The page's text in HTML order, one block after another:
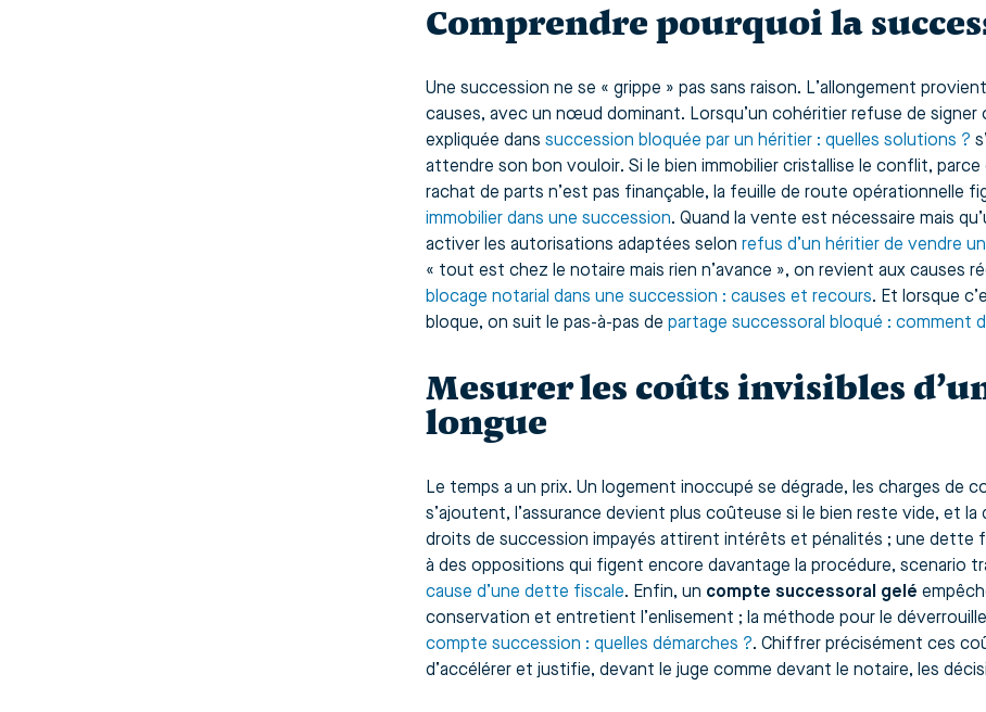
Comprendre pourquoi la
Une succession ne se « grippe » pas sans raison. L’allongement
causes, avec un nœud dominant. Lorsqu’un cohéritier refuse de signer
expliquée dans succession bloquée par un héritier : quelles solutions ?
attendre son bon vouloir. Si le bien immobilier cristallise le conflit,
rachat de parts n’est pas finançable, la feuille de route opérationnelle
immobilier dans une succession. Quand la vente est nécessaire mais
activer les autorisations adaptées selon refus d’un héritier de vendre
« tout est chez le notaire mais rien n’avance », on revient aux causes
blocage notarial dans une succession : causes et recours. Et lorsque
bloque, on suit le pas-à-pas de partage successoral bloqué : comment
Mesurer les coûts invisibles
longue
Le temps a un prix. Un logement inoccupé se dégrade, les charges de
s’ajoutent, l’assurance devient plus coûteuse si le bien reste vide, et
droits de succession impayés attirent intérêts et pénalités ; une dette
à des oppositions qui figent encore davantage la procédure, scenario
cause d’une dette fiscale. Enfin, un compte successoral gelé
conservation et entretient l’enlisement ; la méthode pour le
compte succession : quelles démarches ?. Chiffrer précisément ces
d’accélérer et justifie, devant le juge comme devant le notaire, les